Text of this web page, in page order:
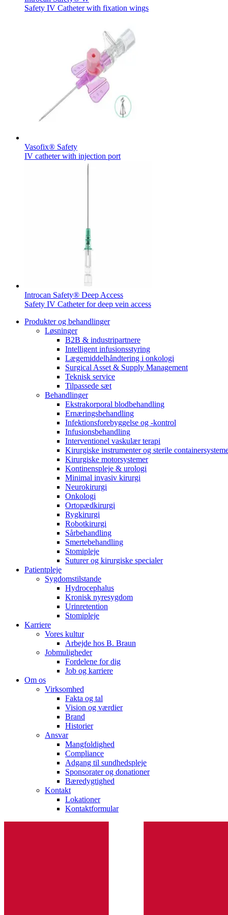
Produktoversigter
Kontakt
I dialog med B. Braun. Lad os tale sammen.
Safety IV Catheter with fixation wings
Vasofix® Safety
IV catheter with injection port
Introcan Safety® Deep Access
Safety IV Catheter for deep vein access
Produkter og behandlinger
Løsninger
B2B & industripartnere
Intelligent infusionsstyring
Lægemiddelhåndtering i onkologi
Surgical Asset & Supply Management
Teknisk service
Tilpassede sæt
Behandlinger
Ekstrakorporal blodbehandling
Ernæringsbehandling
Infektionsforebyggelse og -kontrol
Infusionsbehandling
Interventionel vaskulær terapi
Kirurgiske instrumenter og sterile
Kirurgiske motorsystemer
Kontinenspleje & urologi
Minimal invasiv kirurgi
Neurokirurgi
Onkologi
Ortopædkirurgi
Rygkirurgi
Robotkirurgi
Sårbehandling
Smertebehandling
Stomipleje
Suturer og kirurgiske specialer
Patientpleje
Sygdomstilstande
Hydrocephalus
Kronisk nyresygdom
Urinretention
Stomipleje
Karriere
Vores kultur
Arbejde hos B. Braun
Jobmuligheder
Fordelene for dig
Job og karriere
Om os
Virksomhed
Fakta og tal
Vision og værdier
Brand
Historier
Ansvar
Mangfoldighed
Compliance
Adgang til sundhedspleje
Sponsorater og donationer
Bæredygtighed
Kontakt
Lokationer
Kontaktformular